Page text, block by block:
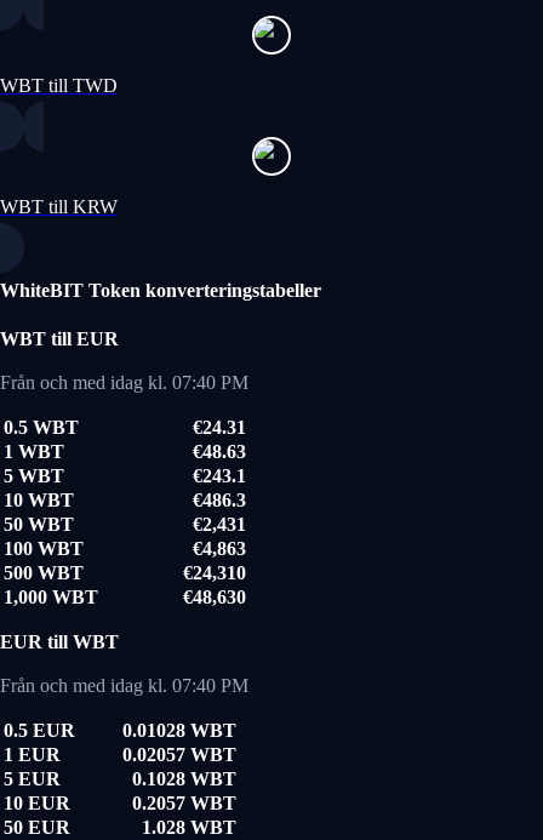
WBT till TWD
WBT till KRW
WhiteBIT Token konverteringstabeller
WBT till EUR
Från och med idag kl. 07:40 PM
0.5 WBT
€24.31
1 WBT
€48.63
5 WBT
€243.1
10 WBT
€486.3
50 WBT
€2,431
100 WBT
€4,863
500 WBT
€24,310
1,000 WBT
€48,630
EUR till WBT
Från och med idag kl. 07:40 PM
0.5 EUR
0.01028 WBT
1 EUR
0.02057 WBT
5 EUR
0.1028 WBT
10 EUR
0.2057 WBT
50 EUR
1.028 WBT